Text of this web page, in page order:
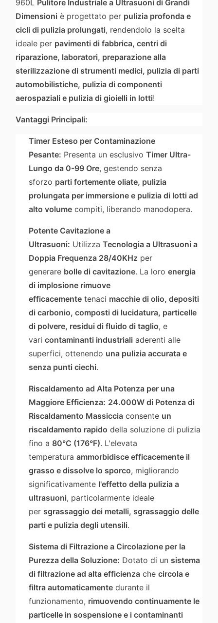
960L Pulitore Industriale a Ultrasuoni di Grandi
Dimensioni è progettato per pulizia profonda e
cicli di pulizia prolungati, rendendolo la scelta
ideale per pavimenti di fabbrica, centri di
riparazione, laboratori, preparazione alla
sterilizzazione di strumenti medici, pulizia di parti
automobilistiche, pulizia di componenti
aerospaziali e pulizia di gioielli in lotti!
Vantaggi Principali:
Timer Esteso per Contaminazione
Pesante: Presenta un esclusivoTimer Ultra-
Lungo da 0-99 Ore, gestendo senza
sforzo parti fortemente oliate, pulizia
prolungata per immersione e pulizia di lotti ad
alto volume compiti, liberando manodopera.
Potente Cavitazione a
Ultrasuoni: UtilizzaTecnologia a Ultrasuoni a
Doppia Frequenza 28/40KHz per
generare bolle di cavitazione. La loroenergia
di implosione rimuove
efficacemente tenaci macchie di olio, depositi
di carbonio, composti di lucidatura, particelle
di polvere, residui di fluido di taglio, e
varicontaminanti industriali aderenti alle
superfici, ottenendo una pulizia accurata e
senza punti ciechi.
Riscaldamento ad Alta Potenza per una
Maggiore Efficienza: 24.000W di Potenza di
Riscaldamento Massiccia consente un
riscaldamento rapido della soluzione di pulizia
fino a 80°C (176°F). L'elevata
temperaturaammorbidisce efficacemente il
grasso e dissolve lo sporco, migliorando
significativamente l'effetto della pulizia a
ultrasuoni, particolarmente ideale
per sgrassaggio dei metalli, sgrassaggio delle
parti e pulizia degli utensili.
Sistema di Filtrazione a Circolazione per la
Purezza della Soluzione: Dotato di un sistema
di filtrazione ad alta efficienza checircola e
filtra automaticamente durante il
funzionamento, rimuovendo continuamente le
particelle in sospensione e i contaminanti